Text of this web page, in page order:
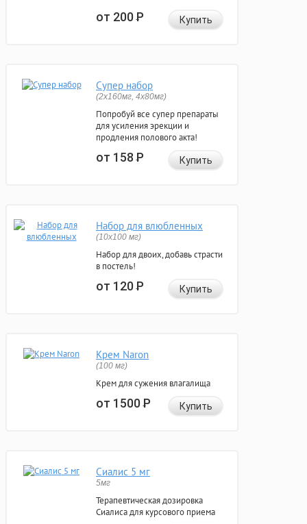
от 200Р Купить
Супер набор
(2х160мг, 4х80мг)
Попробуй все супер препараты
для усиления эрекции и
продления полового акта!
от 158Р Купить
Набор для влюбленных
(10х100 мг)
Набор для двоих, добавь страсти
в постель!
от 120Р Купить
Крем Naron
(100 мг)
Крем для сужения влагалища
от 1500Р Купить
Сиалис 5 мг
5мг
Терапевтическая дозировка
Сиалиса для курсового приема